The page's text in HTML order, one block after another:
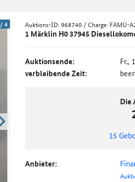
/4
weiter blättern
Auktions-ID:968740 / Charge: FAMÜ-
1 Märklin H0 37945
Auktionsende: Fr.,
verbleibende Zeit:
Die
15
Anbieter: